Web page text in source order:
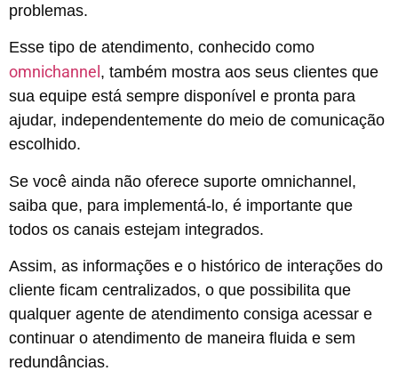
problemas.
Esse tipo de atendimento, conhecido como
omnichannel , também mostra aos seus clientes que
sua equipe está sempre disponível e pronta para
ajudar, independentemente do meio de comunicação
escolhido.
Se você ainda não oferece suporte omnichannel,
saiba que, para implementá-lo, é importante que
todos os canais estejam integrados.
Assim, as informações e o histórico de interações do
cliente ficam centralizados, o que possibilita que
qualquer agente de atendimento consiga acessar e
continuar o atendimento de maneira fluida e sem
redundâncias.